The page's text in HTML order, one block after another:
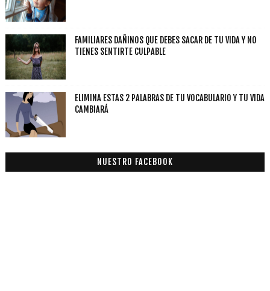
FAMILIARES DAÑINOS QUE DEBES SACAR DE TU VIDA Y NO
TIENES SENTIRTE CULPABLE
ELIMINA ESTAS 2 PALABRAS DE TU VOCABULARIO Y TU VIDA
CAMBIARÁ
NUESTRO FACEBOOK